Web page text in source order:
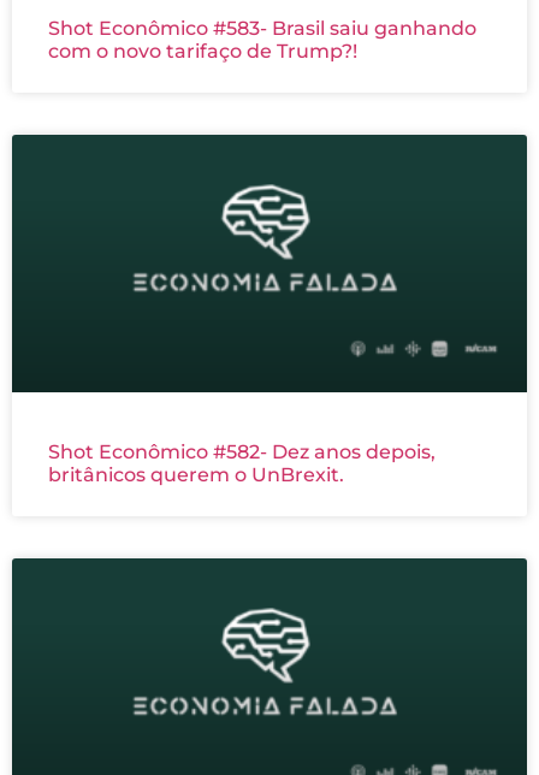
Shot Econômico #583- Brasil saiu ganhando
com o novo tarifaço de Trump?!
Shot Econômico #582- Dez anos depois,
britânicos querem o UnBrexit.